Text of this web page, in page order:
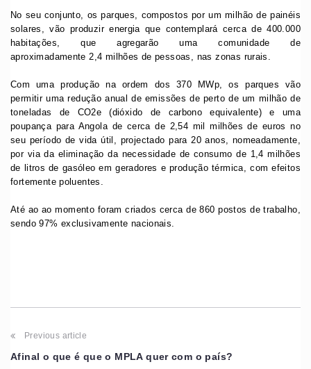
No seu conjunto, os parques, compostos por um milhão de painéis
solares, vão produzir energia que contemplará cerca de 400.000
habitações, que agregarão uma comunidade de
aproximadamente 2,4 milhões de pessoas, nas zonas rurais.
Com uma produção na ordem dos 370 MWp, os parques vão
permitir uma redução anual de emissões de perto de um milhão de
toneladas de CO2e (dióxido de carbono equivalente) e uma
poupança para Angola de cerca de 2,54 mil milhões de euros no
seu período de vida útil, projectado para 20 anos, nomeadamente,
por via da eliminação da necessidade de consumo de 1,4 milhões
de litros de gasóleo em geradores e produção térmica, com efeitos
fortemente poluentes.
Até ao ao momento foram criados cerca de 860 postos de trabalho,
sendo 97% exclusivamente nacionais.
Previous article
Afinal o que é que o MPLA quer com o país?